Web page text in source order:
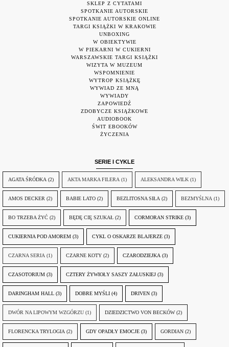
SKLEP Z CYTATAMI
SPOTKANIE AUTORSKIE
SPOTKANIE AUTORSKIE ONLINE
TARGI KSIĄŻKI W KRAKOWIE
UNBOXING
W OBIEKTYWIE
W PIEKARNI W CUKIERNI
WARSZAWSKIE TARGI KSIĄŻKI
WIZYTA W MUZEUM
WSPOMNIENIE
WYTROP KSIĄŻKĘ
WYWIAD ZE MNĄ
WYWIADY
ZAPOWIEDŹ
ZDOBYCZE KSIĄŻKOWE
AUDIOBOOK
ŚWIT EBOOKÓW
ŻYCZENIA
SERIE I CYKLE
AGATA ŚRÓDKA (2) AKTA MARKA FILERA (1) ALEKSANDRA WILK (1)
AMOS DECKER (2) BABIE LATO (2) BEZLITOSNA SIŁA (2) BEZMYŚLNA (1)
BO TRZEBA ŻYĆ (2) BĘDĘ CIĘ SZUKAŁ (2) CORMORAN STRIKE (3)
CUKIERNIA POD AMOREM (3) CYKL O OSKARZE BLAJERZE (3)
CZARNA SERIA (1) CZARNE KOTY (2) CZARODZIEJKA (3)
CZASOTORIUM (3) CZTERY ŻYWIOŁY SASZY ZAŁUSKIEJ (3)
DARINGHAM HALL (3) DOBRE MYŚLI (4) DRIVEN (3)
DWÓR NA LIPOWYM WZGÓRZU (1) DZIEDZICTWO VON BECKÓW (2)
FLORENCKA TRYLOGIA (2) GDY OPADŁY EMOCJE (3) GORDIAN (2)